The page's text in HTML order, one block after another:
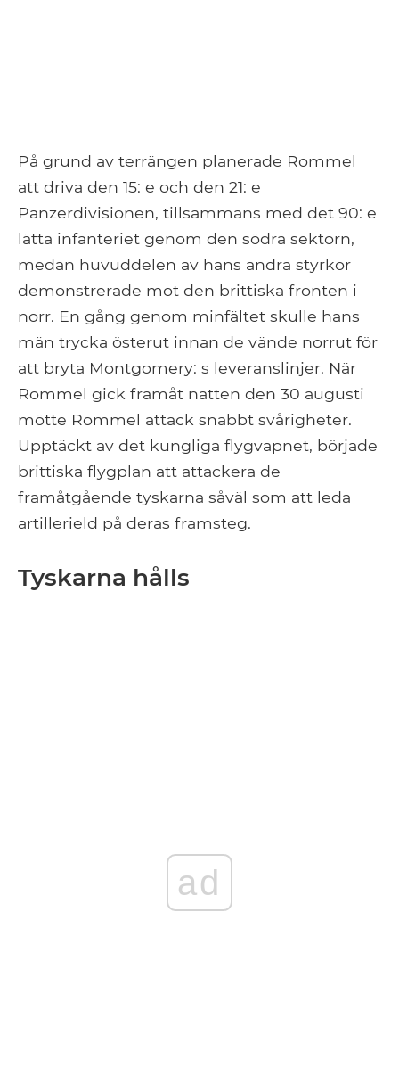
På grund av terrängen planerade Rommel
att driva den 15: e och den 21: e
Panzerdivisionen, tillsammans med det 90: e
lätta infanteriet genom den södra sektorn,
medan huvuddelen av hans andra styrkor
demonstrerade mot den brittiska fronten i
norr. En gång genom minfältet skulle hans
män trycka österut innan de vände norrut för
att bryta Montgomery: s leveranslinjer. När
Rommel gick framåt natten den 30 augusti
mötte Rommel attack snabbt svårigheter.
Upptäckt av det kungliga flygvapnet, började
brittiska flygplan att attackera de
framåtgående tyskarna såväl som att leda
artillerield på deras framsteg.
Tyskarna hålls
ad